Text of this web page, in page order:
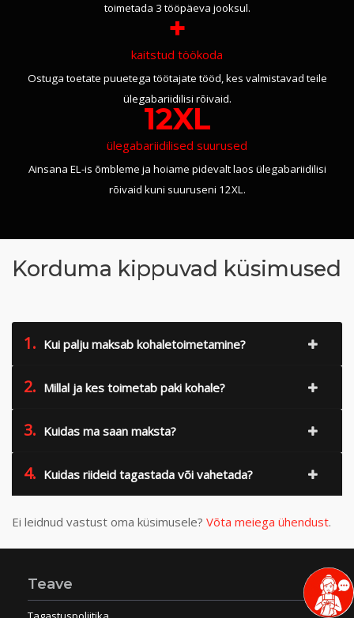
toimetada 3 tööpäeva jooksul.
+
kaitstud töökoda
Ostuga toetate puuetega töötajate tööd, kes valmistavad teile
ülegabariidilisi rõivaid.
12XL
ülegabariidilised suurused
Ainsana EL-is õmbleme ja hoiame pidevalt laos ülegabariidilisi
rõivaid kuni suuruseni 12XL.
Korduma kippuvad küsimused
1. Kui palju maksab kohaletoimetamine?
2. Millal ja kes toimetab paki kohale?
3. Kuidas ma saan maksta?
4. Kuidas riideid tagastada või vahetada?
Ei leidnud vastust oma küsimusele? Võta meiega ühendust.
Teave